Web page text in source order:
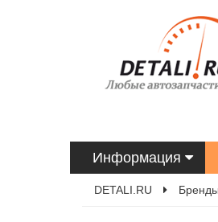
Информация
DETALI.RU Бренды